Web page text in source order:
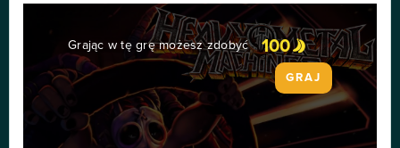
Grając w tę grę możesz zdobyć 100
GRAJ